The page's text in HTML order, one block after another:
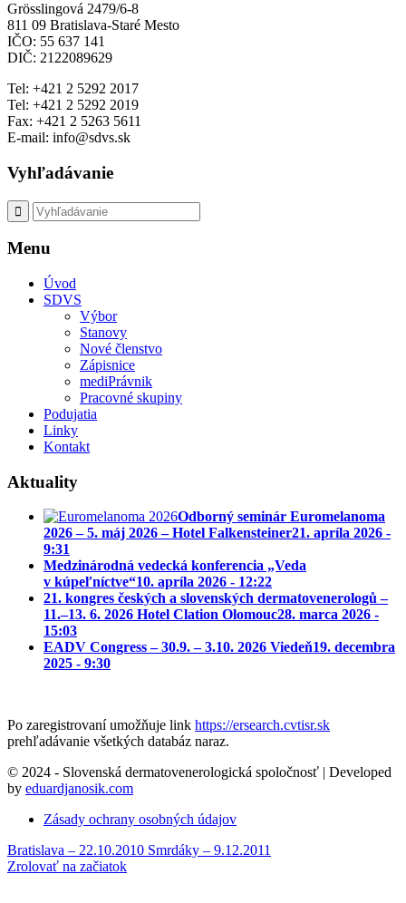
Grösslingová 2479/6-8
811 09 Bratislava-Staré Mesto
IČO: 55 637 141
DIČ: 2122089629
Tel: +421 2 5292 2017
Tel: +421 2 5292 2019
Fax: +421 2 5263 5611
E-mail: info@sdvs.sk
Vyhľadávanie
Menu
Úvod
SDVS
Výbor
Stanovy
Nové členstvo
Zápisnice
mediPrávnik
Pracovné skupiny
Podujatia
Linky
Kontakt
Aktuality
Odborný seminár Euromelanoma
2026 – 5. máj 2026 – Hotel Falkensteiner21. apríla 2026 -
9:31
Medzinárodná vedecká konferencia „Veda
v kúpeľníctve“10. apríla 2026 - 12:22
21. kongres českých a slovenských dermatovenerologů –
11.–13. 6. 2026 Hotel Clation Olomouc28. marca 2026 -
15:03
EADV Congress – 30.9. – 3.10. 2026 Viedeň19. decembra
2025 - 9:30
Po zaregistrovaní umožňuje link https://ersearch.cvtisr.sk
prehľadávanie všetkých databáz naraz.
© 2024 - Slovenská dermatovenerologická spoločnosť | Developed
by eduardjanosik.com
Zásady ochrany osobných údajov
Bratislava – 22.10.2010 Smrdáky – 9.12.2011
Zrolovať na začiatok